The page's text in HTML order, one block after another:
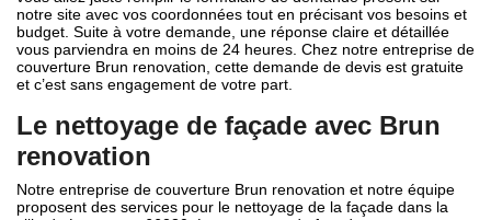
notre site avec vos coordonnées tout en précisant vos besoins et
budget. Suite à votre demande, une réponse claire et détaillée
vous parviendra en moins de 24 heures. Chez notre entreprise de
couverture Brun renovation, cette demande de devis est gratuite
et c’est sans engagement de votre part.
Le nettoyage de façade avec Brun
renovation
Notre entreprise de couverture Brun renovation et notre équipe
proposent des services pour le nettoyage de la façade dans la